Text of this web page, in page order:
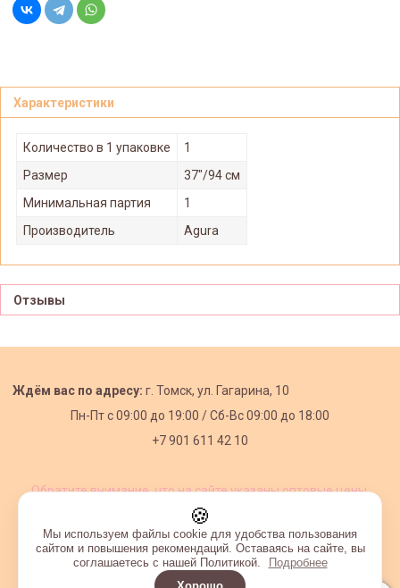
Характеристики
Количество в 1 упаковке
1
Размер
37"/94 см
Минимальная партия
1
Производитель
Agura
Отзывы
Ждём вас по адресу: г. Томск, ул. Гагарина, 10
Пн-Пт с09:00 до 19:00 /Сб-Вс 09:00 до 18:00
+7 901 611 42 10
Обратите внимание, что на сайте указаны оптовые цены,
🍪
Мы используем файлы cookie для удобства пользования
сайтом и повышения рекомендаций. Оставаясь на сайте, вы
соглашаетесь с нашей Политикой.
Подробнее